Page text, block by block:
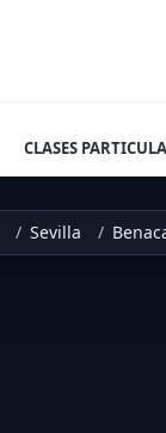
CLASES
Sevilla